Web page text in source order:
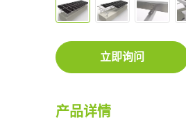
立即询问
产品详情